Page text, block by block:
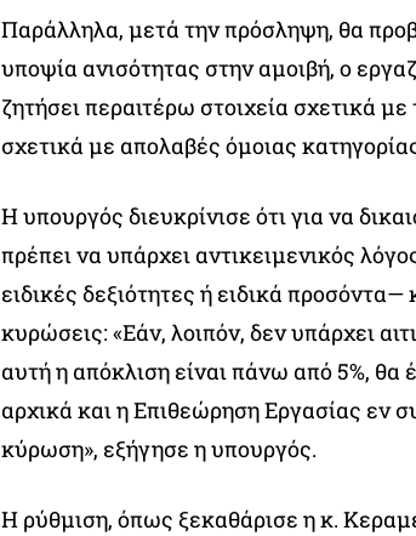
Παράλληλα, μετά την πρόσληψη, θα
υποψία ανισότητας στην αμοιβή, ο
ζητήσει περαιτέρω στοιχεία σχετικά
σχετικά με απολαβές όμοιας
Η υπουργός διευκρίνισε ότι για να
πρέπει να υπάρχει αντικειμενικός
ειδικές δεξιότητες ή ειδικά προσόντα—
κυρώσεις: «Εάν, λοιπόν, δεν υπάρχει
αυτή η απόκλιση είναι πάνω από 5%, θα
αρχικά και η Επιθεώρηση Εργασίας εν
κύρωση», εξήγησε η υπουργός.
Η ρύθμιση, όπως ξεκαθάρισε η κ.